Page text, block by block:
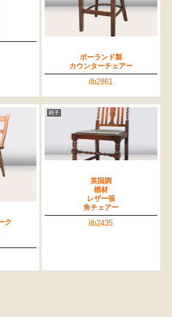
ポーランド製
カウンターチェアー
ilb2861
ク
椅子
英国調
楢材
レザー張
角チェアー
ilb2435